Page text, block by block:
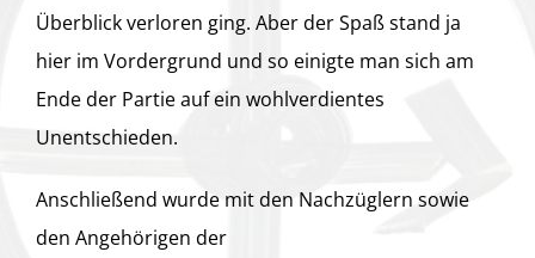
Überblick verloren ging. Aber der Spaß stand ja
hier im Vordergrund und so einigte man sich am
Ende der Partie auf ein wohlverdientes
Unentschieden.
Anschließend wurde mit den Nachzüglern sowie
den Angehörigen der